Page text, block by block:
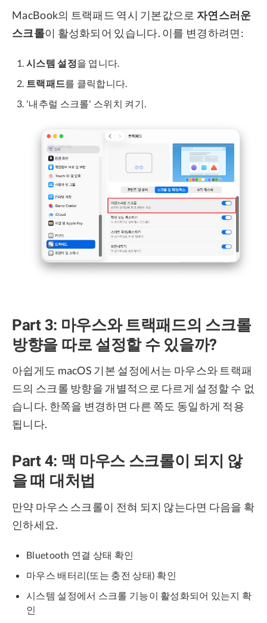
MacBook의 트랙패드 역시 기본값으로 자연스러운
스크롤이 활성화되어 있습니다. 이를 변경하려면:
시스템 설정을 엽니다.
트랙패드를 클릭합니다.
'내추럴 스크롤' 스위치 켜기.
Part 3: 마우스와 트랙패드의 스크롤
방향을 따로 설정할 수 있을까?
아쉽게도 macOS 기본 설정에서는 마우스와 트랙패
드의 스크롤 방향을 개별적으로 다르게 설정할 수 없
습니다. 한쪽을 변경하면 다른 쪽도 동일하게 적용
됩니다.
Part 4: 맥 마우스 스크롤이 되지 않
을 때 대처법
만약 마우스 스크롤이 전혀 되지 않는다면 다음을 확
인하세요.
Bluetooth 연결 상태 확인
마우스 배터리(또는 충전 상태) 확인
시스템 설정에서 스크롤 기능이 활성화되어 있는지 확
인